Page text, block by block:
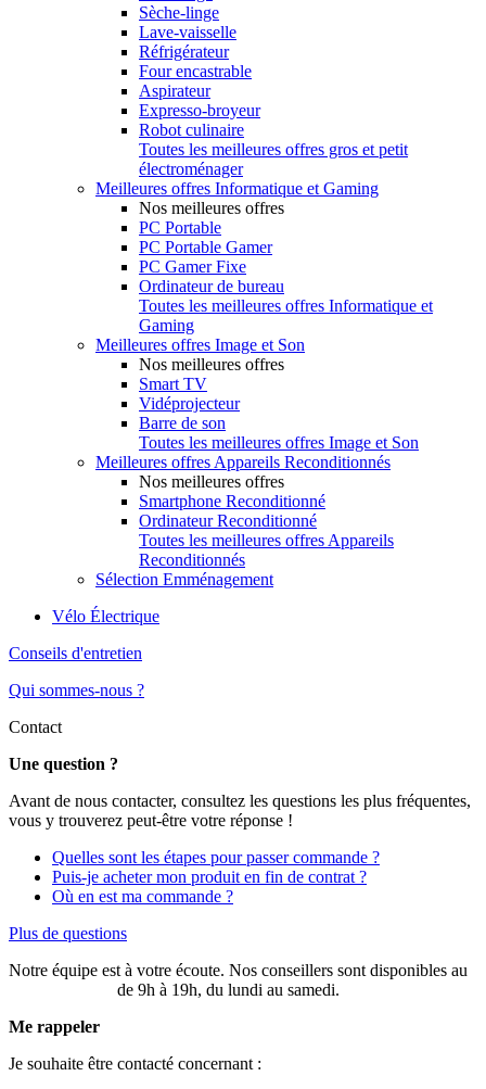
Sèche-linge
Lave-vaisselle
Réfrigérateur
Four encastrable
Aspirateur
Expresso-broyeur
Robot culinaire
Toutes les meilleures offres gros et petit
électroménager
Meilleures offres Informatique et Gaming
Nos meilleures offres
PC Portable
PC Portable Gamer
PC Gamer Fixe
Ordinateur de bureau
Toutes les meilleures offres Informatique et
Gaming
Meilleures offres Image et Son
Nos meilleures offres
Smart TV
Vidéprojecteur
Barre de son
Toutes les meilleures offres Image et Son
Meilleures offres Appareils Reconditionnés
Nos meilleures offres
Smartphone Reconditionné
Ordinateur Reconditionné
Toutes les meilleures offres Appareils
Reconditionnés
Sélection Emménagement
Vélo Électrique
Conseils d'entretien
Qui sommes-nous ?
Contact
Une question ?
Avant de nous contacter, consultez les questions les plus fréquentes,
vous y trouverez peut-être votre réponse !
Quelles sont les étapes pour passer commande ?
Puis-je acheter mon produit en fin de contrat ?
Où en est ma commande ?
Plus de questions
Notre équipe est à votre écoute. Nos conseillers sont disponibles au
de 9h à 19h, du lundi au samedi.
Me rappeler
Je souhaite être contacté concernant :